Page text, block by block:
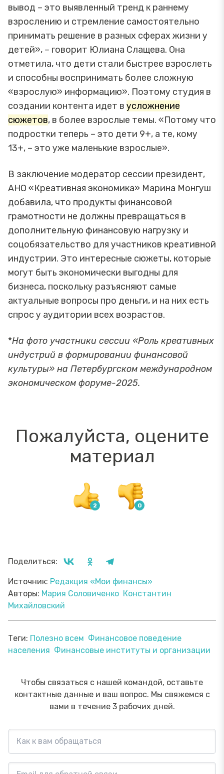
вывод – это выявленный тренд к раннему
взрослению и стремление самостоятельно
принимать решение в разных сферах жизни у
детей», – говорит Юлиана Слащева. Она
отметила, что дети стали быстрее взрослеть
и способны воспринимать более сложную
«взрослую» информацию». Поэтому студия в
создании контента идет в усложнение
сюжетов, в более взрослые темы. «Потому что
подростки теперь – это дети 9+, а те, кому
13+, – это уже маленькие взрослые».
В заключение модератор сессии президент,
АНО «Креативная экономика» Марина Монгуш
добавила, что продукты финансовой
грамотности не должны превращаться в
дополнительную финансовую нагрузку и
соцобязательство для участников креативной
индустрии. Это интересные сюжеты, которые
могут быть экономически выгодны для
бизнеса, поскольку разъясняют самые
актуальные вопросы про деньги, и на них есть
спрос у аудитории всех возрастов.
*На фото участники сессии «Роль креативных
индустрий в формировании финансовой
культуры» на Петербургском международном
экономическом форуме-2025.
Пожалуйста, оцените
материал
Поделиться:
Источник: Редакция «Мои финансы»
Авторы: Мария Соловиченко Константин
Михайловский
Теги: Полезно всем Финансовое поведение
населения Финансовые институты и организации
Чтобы связаться с нашей командой, оставьте
контактные данные и ваш вопрос. Мы свяжемся с
вами в течение 3 рабочих дней.